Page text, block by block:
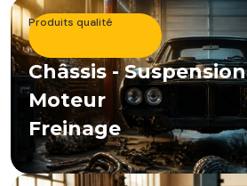
Produits qualité
Châssis - Suspension
Moteur
Freinage